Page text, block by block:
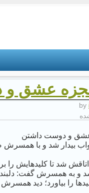
عشق
و دوست داشتن
بیدار شد و با همسرش
شد تا کلیدهایش را
و به همسرش گفت:
را بیاورد؛ دید